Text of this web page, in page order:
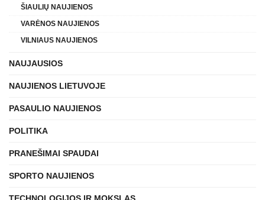
ŠIAULIŲ NAUJIENOS
VARĖNOS NAUJIENOS
VILNIAUS NAUJIENOS
NAUJAUSIOS
NAUJIENOS LIETUVOJE
PASAULIO NAUJIENOS
POLITIKA
PRANEŠIMAI SPAUDAI
SPORTO NAUJIENOS
TECHNOLOGIJOS IR MOKSLAS